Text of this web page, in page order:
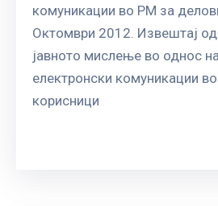
комуникации во РМ за
Октомври 2012. Извештај
јавното мислење во однос
електронски комуникации
корисници